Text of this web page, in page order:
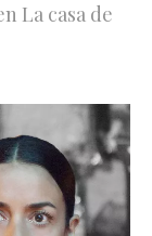
La casa de